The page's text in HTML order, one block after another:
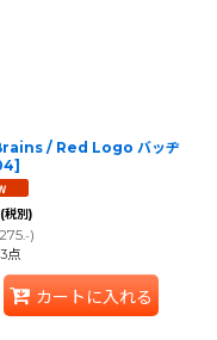
/ Red Logo バッヂ
]
(税別)
275.-)
点
カートに入れる